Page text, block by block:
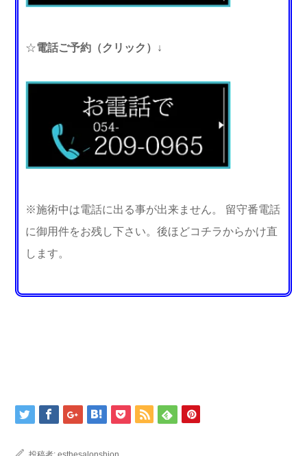
☆電話ご予約（クリック）↓
※施術中は電話に出る事が出来ません。 留守番電話
に御用件をお残し下さい。後ほどコチラからかけ直
します。